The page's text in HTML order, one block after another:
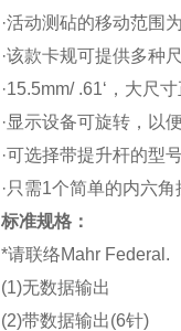
·活动测砧的移动范围
·该款卡规可提供多种
·15.5mm/ .61‘，大尺
·显示设备可旋转，以
·可选择带提升杆的型
·只需1个简单的内六
标准规格：
*请联络Mahr Federal.
(1)无数据输出
(2)带数据输出(6针)